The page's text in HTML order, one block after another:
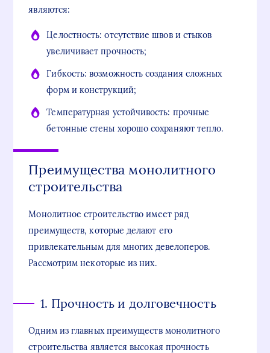
являются:
Целостность: отсутствие швов и стыков
увеличивает прочность;
Гибкость: возможность создания сложных
форм и конструкций;
Температурная устойчивость: прочные
бетонные стены хорошо сохраняют тепло.
Преимущества монолитного
строительства
Монолитное строительство имеет ряд
преимуществ, которые делают его
привлекательным для многих девелоперов.
Рассмотрим некоторые из них.
1. Прочность и долговечность
Одним из главных преимуществ монолитного
строительства является высокая прочность